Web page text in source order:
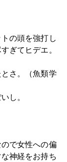
の頭を強打し
ぎてヒデエ。
さ。（魚類学
し。
で女性への偏
神経をお持ち